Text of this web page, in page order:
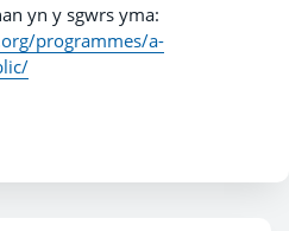
yn y sgwrs yma:
programmes/a-